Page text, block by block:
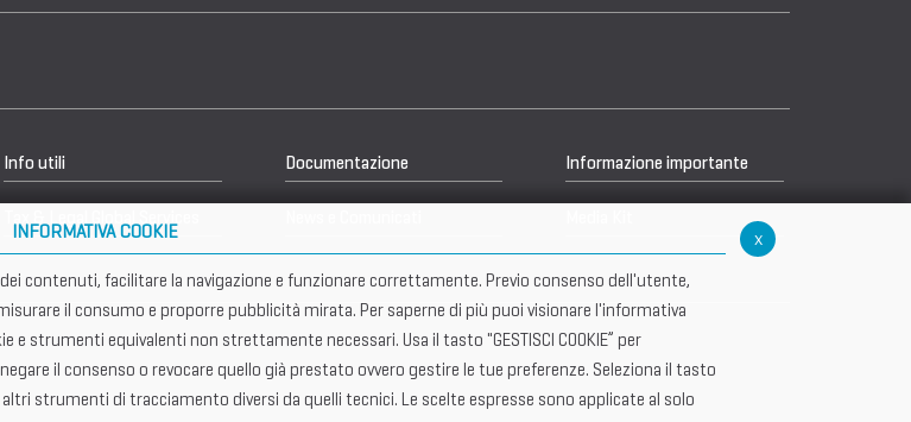
Info utili Documentazione Informazione importante
x
INFORMATIVA COOKIE
contenuti, facilitare la navigazione e funzionare correttamente. Previo consenso dell'utente,
il consumo e proporre pubblicità mirata. Per saperne di più puoi visionare l'informativa
e strumenti equivalenti non strettamente necessari. Usa il tasto "GESTISCI COOKIE” per
il consenso o revocare quello già prestato ovvero gestire le tue preferenze. Seleziona il tasto
strumenti di tracciamento diversi da quelli tecnici. Le scelte espresse sono applicate al solo